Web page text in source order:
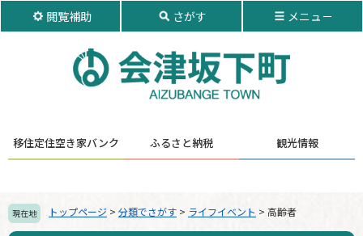
本
閲覧補助 さがす メニュ－
移住定住空き家バンク ふるさと納税 観光情報
現在地 トップページ > 分類でさがす > ライフイベント > 高齢者